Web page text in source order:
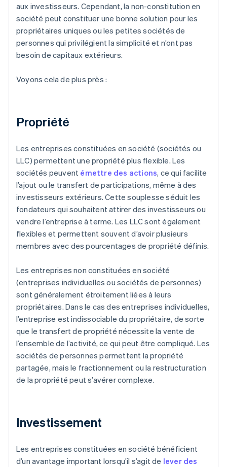
aux investisseurs. Cependant, la non-constitution en
société peut constituer une bonne solution pour les
propriétaires uniques ou les petites sociétés de
personnes qui privilégient la simplicité et n’ont pas
besoin de capitaux extérieurs.
Voyons cela de plus près :
Propriété
Les entreprises constituées en société (sociétés ou
LLC) permettent une propriété plus flexible. Les
sociétés peuvent émettre des actions, ce qui facilite
l’ajout ou le transfert de participations, même à des
investisseurs extérieurs. Cette souplesse séduit les
fondateurs qui souhaitent attirer des investisseurs ou
vendre l’entreprise à terme. Les LLC sont également
flexibles et permettent souvent d’avoir plusieurs
membres avec des pourcentages de propriété définis.
Les entreprises non constituées en société
(entreprises individuelles ou sociétés de personnes)
sont généralement étroitement liées à leurs
propriétaires. Dans le cas des entreprises individuelles,
l’entreprise est indissociable du propriétaire, de sorte
que le transfert de propriété nécessite la vente de
l’ensemble de l’activité, ce qui peut être compliqué. Les
sociétés de personnes permettent la propriété
partagée, mais le fractionnement ou la restructuration
de la propriété peut s’avérer complexe.
Investissement
Les entreprises constituées en société bénéficient
d’un avantage important lorsqu’il s’agit de lever des